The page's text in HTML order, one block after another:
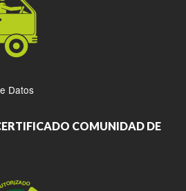
Datos
COMUNIDAD DE